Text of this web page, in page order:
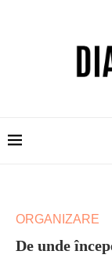
ORGANIZARE
De unde